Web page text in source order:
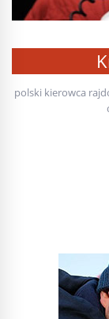
polski kierowca